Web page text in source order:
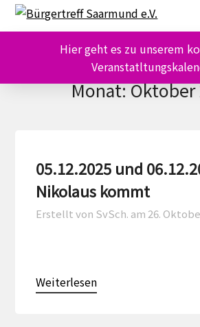
Skip
Skip
Hier geht es zu unserem
Monat:Oktober
05.12.2025 und
Nikolaus kommt
Erstellt von SvSch. am 26.
Weiterlesen